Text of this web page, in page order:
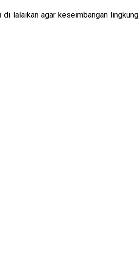
lalaikan agar keseimbangan